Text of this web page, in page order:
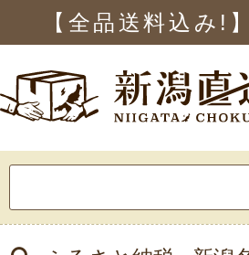
【全品送料込み!
索: